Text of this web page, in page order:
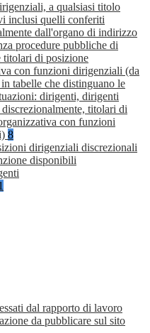
a qualsiasi titolo
inclusi quelli conferiti
dall'organo di indirizzo
procedure pubbliche di
titolari di posizione
con funzioni dirigenziali (da
tabelle che distinguano le
dirigenti, dirigenti
titolari di
con funzioni
8
dirigenziali discrezionali
disponibili
dal rapporto di lavoro
da pubblicare sul sito